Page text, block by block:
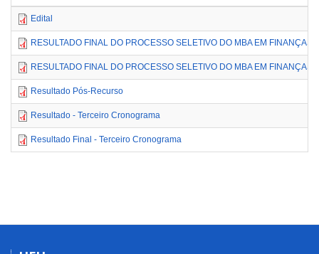
Edital
RESULTADO FINAL DO PROCESSO SELETIVO DO MBA EM FINANÇAS
RESULTADO FINAL DO PROCESSO SELETIVO DO MBA EM
Resultado Pós-Recurso
Resultado - Terceiro Cronograma
Resultado Final - Terceiro Cronograma